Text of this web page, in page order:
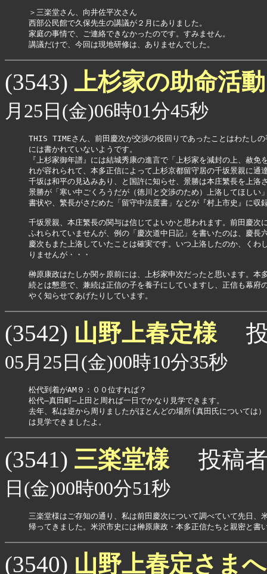
＞三楽堂さん、向井佐平次さん
西部公民館で久保先生の講議が２月にありました。
家庭の事情で、ご連絡できなかったのです。すみません。
講議だけで、今回は現地研修は、ありませんでした。
(3543) 上杉家の助命活
月25日(金)06時01分45秒
THIS TIMEさん、前田慶次が交渉の役回りであったことはわたしの
には書かれていないようです。
『上杉家御年譜』には結城秀康の進言で「上杉家を減封の上、赦免
れが容れられて、本多正信によって上杉京都留守居の千坂景親に通
千坂は和平の見込みあり、と国許に知らせ、景勝は本庄繁長を上洛
景勝が「寒い中ごくろうだが（徳川と交渉のため）上洛してほしい
書状や、繁長がさだめた「留守中法度書」などが『村上市史』に収
千坂景親、本庄繁長の関与は信じてよいかと思われます。前田慶次
ふれられていませんが、例の「慶次道中日記」を書いたのは、慶長
慶次もまた上洛していたことは確実です。いつ上洛したのか、くわ
りませんが・・・
榊原康政はたしか関ヶ原前には、上杉家申次だったと思います。本
続とは懇意で、兼続は正信の子を養子にしていますし、正信も幕府
(3542) 山野上春定様 投
05月25日(金)00時10分35秒
松代到着がAM９：００位すれば？
松代―真田町―上田と周れば一日でかなり見学できます。
去年、私は逆から周りましたがほとんどの場所(真田氏については）
は見学できましたよ。
(3541) 三楽堂様 投稿
日(金)00時00分51秒
三楽堂様はご存知の通り、私は前田慶次について調べていて先日
帰ってきました。米沢市史には榊原康政・本多正信たちと親密と
(3540) 山野上春定さま